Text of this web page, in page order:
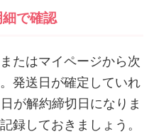
で確認
たはマイページから次
発送日が確定していれ
が解約締切日になりま
録しておきましょう。